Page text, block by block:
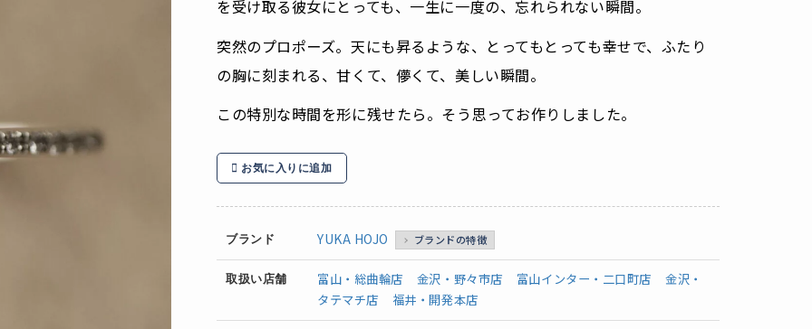
を受け取る彼女にとっても、一生に一度の、忘れられない瞬間。
突然のプロポーズ。天にも昇るような、とってもとっても幸せで、ふたり
の胸に刻まれる、甘くて、儚くて、美しい瞬間。
この特別な時間を形に残せたら。そう思ってお作りしました。
お気に入りに追加
ブランド YUKA HOJO ブランドの特徴
取扱い店舗 富山・総曲輪店 金沢・野々市店 富山インター・二口町店
金沢・
タテマチ店
福井・開発本店